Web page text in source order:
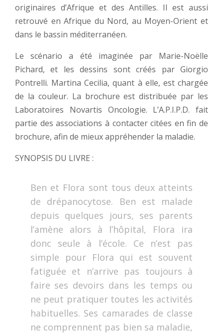
originaires d’Afrique et des Antilles. Il est aussi
retrouvé en Afrique du Nord, au Moyen-Orient et
dans le bassin méditerranéen.
Le scénario a été imaginée par Marie-Noëlle
Pichard, et les dessins sont créés par Giorgio
Pontrelli. Martina Cecilia, quant à elle, est chargée
de la couleur. La brochure est distribuée par les
Laboratoires Novartis Oncologie. L’A.P.I.P.D. fait
partie des associations à contacter citées en fin de
brochure, afin de mieux appréhender la maladie.
SYNOPSIS DU LIVRE :
Ben et Flora sont tous deux atteints
de drépanocytose. Ben est malade
depuis quelques jours, ses parents
l’amène alors à l’hôpital, Flora ira
donc seule à l’école. Ce n’est pas
simple pour Flora qui est souvent
fatiguée et n’arrive pas toujours à
faire ses devoirs dans les temps ou
ne peut pratiquer toutes les activités
habituelles. Ses camarades de classe
ne comprennent pas bien sa maladie,